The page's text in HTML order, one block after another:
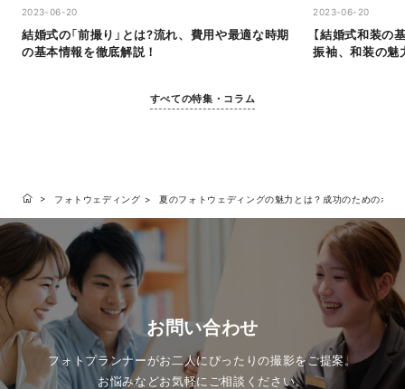
2023-06-20
結婚式の「前撮り」とは?流れ、費用や最適な時期
の基本情報を徹底解説！
2023-06-20
【結婚式和装の
振袖、和装の魅
すべての特集・コラム
フォトウェディング 夏のフォトウェディングの魅力とは？成功のためのポイ
お問い合わせ
フォトプランナーがお二人にぴったりの撮影をご提案。
お悩みなどお気軽にご相談ください。